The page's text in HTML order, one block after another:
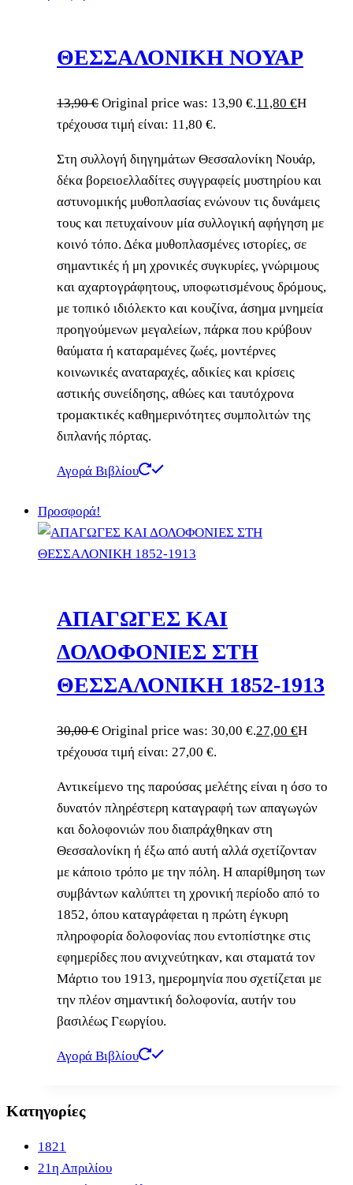
ΘΕΣΣΑΛΟΝΙΚΗ ΝΟΥΑΡ
13,90€ Original price was: 13,90 €.11,80 €Η
τρέχουσα τιμή είναι: 11,80 €.
Στη συλλογή διηγημάτων Θεσσαλονίκη Νουάρ,
δέκα βορειοελλαδίτες συγγραφείς μυστηρίου και
αστυνομικής μυθοπλασίας ενώνουν τις δυνάμεις
τους και πετυχαίνουν μία συλλογική αφήγηση με
κοινό τόπο. Δέκα μυθοπλασμένες ιστορίες, σε
σημαντικές ή μη χρονικές συγκυρίες, γνώριμους
και αχαρτογράφητους, υποφωτισμένους δρόμους,
με τοπικό ιδιόλεκτο και κουζίνα, άσημα μνημεία
προηγούμενων μεγαλείων, πάρκα που κρύβουν
θαύματα ή καταραμένες ζωές, μοντέρνες
κοινωνικές αναταραχές, αδικίες και κρίσεις
αστικής συνείδησης, αθώες και ταυτόχρονα
τρομακτικές καθημερινότητες συμπολιτών της
διπλανής πόρτας.
Αγορά Βιβλίου
Προσφορά!
ΑΠΑΓΩΓΕΣ ΚΑΙ
ΔΟΛΟΦΟΝΙΕΣ ΣΤΗ
ΘΕΣΣΑΛΟΝΙΚΗ 1852-1913
30,00€ Original price was: 30,00 €.27,00 €Η
τρέχουσα τιμή είναι: 27,00 €.
Αντικείμενο της παρούσας μελέτης είναι η όσο το
δυνατόν πληρέστερη καταγραφή των απαγωγών
και δολοφονιών που διαπράχθηκαν στη
Θεσσαλονίκη ή έξω από αυτή αλλά σχετίζονταν
με κάποιο τρόπο με την πόλη. Η απαρίθμηση των
συμβάντων καλύπτει τη χρονική περίοδο από το
1852, όπου καταγράφεται η πρώτη έγκυρη
πληροφορία δολοφονίας που εντοπίστηκε στις
εφημερίδες που ανιχνεύτηκαν, και σταματά τον
Μάρτιο του 1913, ημερομηνία που σχετίζεται με
την πλέον σημαντική δολοφονία, αυτήν του
βασιλέως Γεωργίου.
Αγορά Βιβλίου
Κατηγορίες
1821
21η Απριλίου